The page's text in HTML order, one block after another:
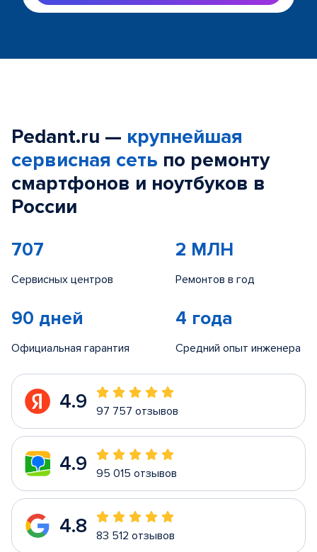
Pedant.ru — крупнейшая
сервисная сеть по ремонту
смартфонов и ноутбуков в
России
707
Сервисных центров
2 МЛН
Ремонтов в год
90 дней
Официальная гарантия
4 года
Средний опыт инженера
4.9 97 757 отзывов
4.9 95 015 отзывов
4.8 83 512 отзывов